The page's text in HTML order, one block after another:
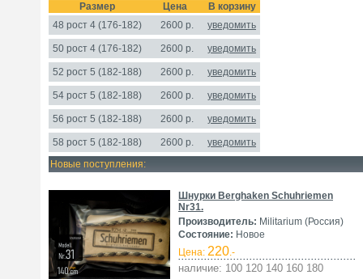
Размер Цена
В корзину
48 рост 4 (176-182)
2600р. уведомить
50 рост 4 (176-182) 2600 р. уведомить
52 рост 5 (182-188) 2600 р. уведомить
54 рост 5 (182-188) 2600 р. уведомить
56 рост 5 (182-188) 2600 р. уведомить
58 рост 5 (182-188) 2600 р.
уведомить
Новые поступления:
Шнурки Berghaken Schuhriemen
Nr31.
Производитель: Militarium (Россия)
Состояние: Новое
Цена: 220.-
наличие: 100 120 140 160 180